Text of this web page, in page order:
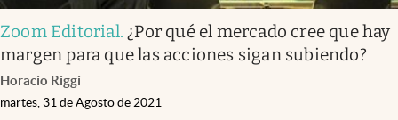
Zoom Editorial. ¿Por qué el mercado cree que hay
margen para que las acciones sigan subiendo?
Horacio Riggi
martes, 31 de Agosto de 2021